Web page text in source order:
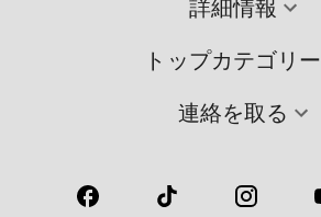
詳細情報
トップカテゴリー
連絡を取る